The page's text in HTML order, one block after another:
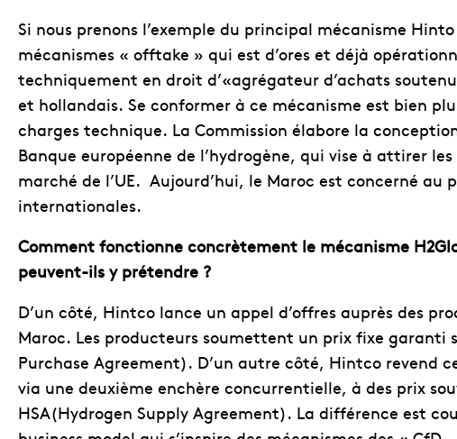
Si nous prenons l’exemple du principal mécanisme
mécanismes « offtake » qui est d’ores et déjà
techniquement en droit d’«agrégateur d’achats
et hollandais. Se conformer à ce mécanisme est bien
charges technique. La Commission élabore la
Banque européenne de l’hydrogène, qui vise à attirer
marché de l’UE. Aujourd’hui, le Maroc est concerné au
internationales.
Comment fonctionne concrètement le mécanisme
peuvent-ils y prétendre ?
D’un côté, Hintco lance un appel d’offres auprès des
Maroc. Les producteurs soumettent un prix fixe garanti
Purchase Agreement). D’un autre côté, Hintco revend
via une deuxième enchère concurrentielle, à des prix
HSA(Hydrogen Supply Agreement). La différence est